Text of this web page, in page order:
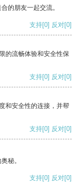
的朋友一起交流。
支持[0] 反对[0]
的流畅体验和安全性保
支持[0] 反对[0]
和安全性的连接，并帮
支持[0] 反对[0]
秘。
支持[0] 反对[0]